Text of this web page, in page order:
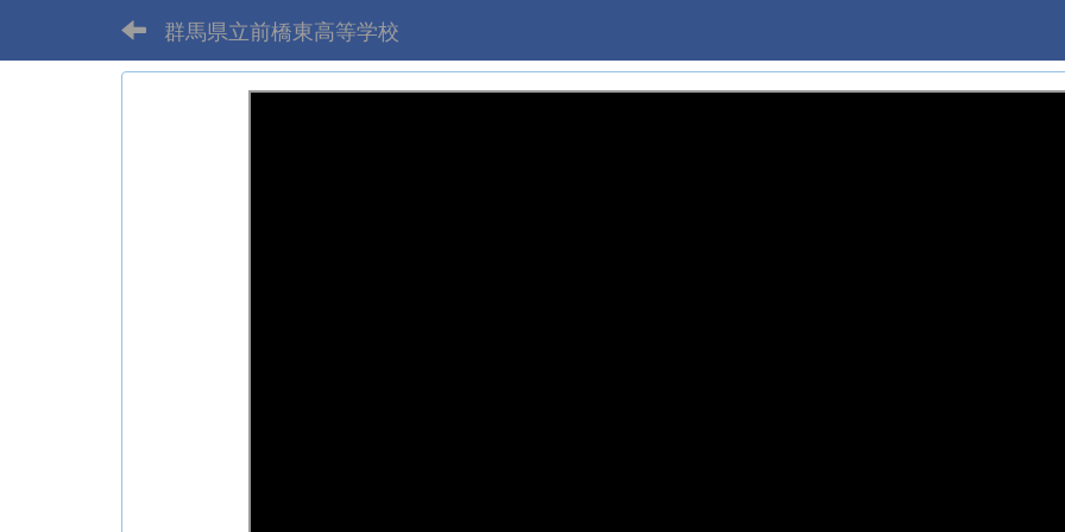
群馬県立前橋東高等学校